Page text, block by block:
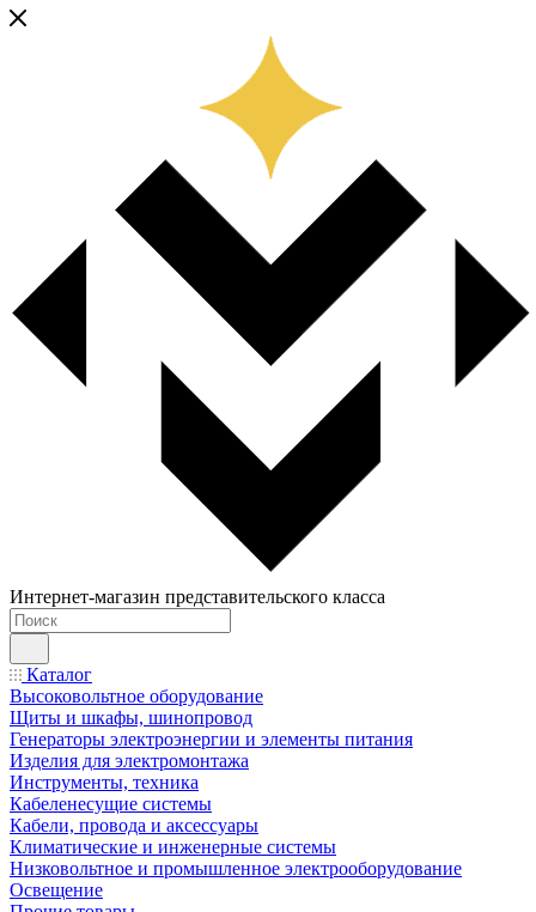
Интернет-магазин представительского класса
Каталог
Высоковольтное оборудование
Щиты и шкафы, шинопровод
Генераторы электроэнергии и элементы питания
Изделия для электромонтажа
Инструменты, техника
Кабеленесущие системы
Кабели, провода и аксессуары
Климатические и инженерные системы
Низковольтное и промышленное электрооборудование
Освещение